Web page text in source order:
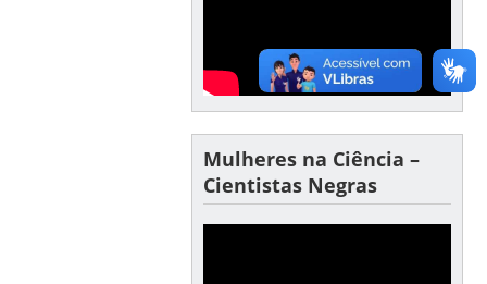
Mulheres na Ciência –
Cientistas Negras